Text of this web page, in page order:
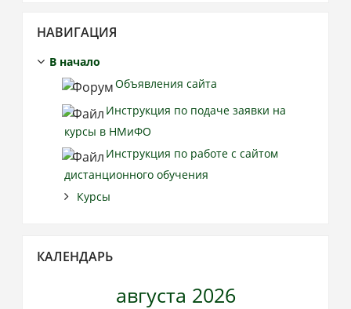
Навигация
НАВИГАЦИЯ
В начало
Объявления сайта
Инструкция по подаче заявки на
курсы в НМиФО
Инструкция по работе с сайтом
дистанционного обучения
Курсы
Календарь
КАЛЕНДАРЬ
августа 2026